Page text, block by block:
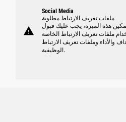
warning
Social Media
ملفات تعريف الارتباط مطلوبة
هذه الميزة، يجب عليك قبول
ملفات تعريف الارتباط الخاصة
والأداء وملفات تعريف الارتباط
الوظيفية.